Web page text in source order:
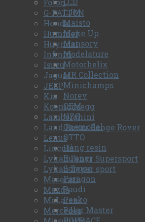
LJM
Maisto
Make Up
Mansory
Modelature
Motorhelix
MR Collection
Minichamps
Norev
OEM
NZG
Onemodel
OTTO
Hàng resin
Runner
Schuco
Paragon
Paudi
Peako
Polar Master
Foton
G-PATTON
Honda
Hummer
Huyndai
Infiniti
Isuzu
Jaguar
JEEP
Kia
Koeniggsegg
Lamborghini
Land Rover Range Rover
Lexus
Lincoln
Lykan Fenyr Supersport
Lykan hyper sport
Maserati
Mazda
McLaren
Mercedes